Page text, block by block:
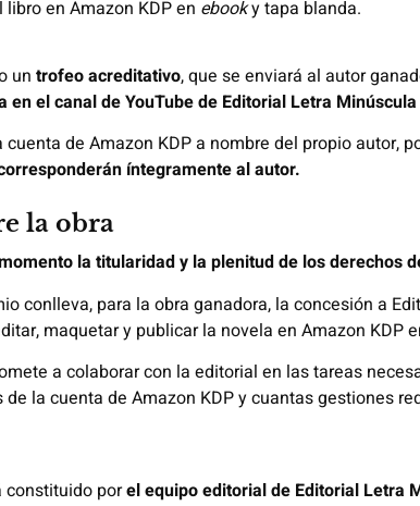
en Amazon KDP en ebooky tapa blanda.
un trofeo acreditativo, que se enviará al autor
en el canal de YouTube de Editorial Letra Minúscula
de Amazon KDP a nombre del propio autor,
íntegramente al autor.
la obra
la titularidad y la plenitud de los derechos
conlleva, para la obra ganadora, la concesión a
maquetar y publicar la novela en Amazon KDP
a colaborar con la editorial en las tareas
la cuenta de Amazon KDP y cuantas gestiones
constituido porel equipo editorial de Editorial Letra